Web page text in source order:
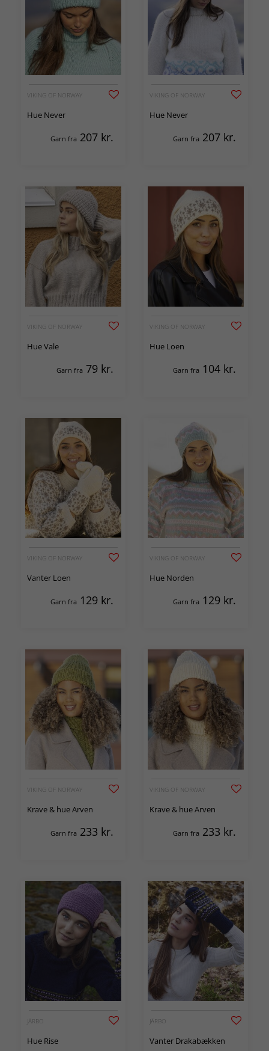
VIKING OF NORWAY
Hue Never
Garn fra 207 kr.
VIKING OF NORWAY
Hue Never
Garn fra 207 kr.
VIKING OF NORWAY
Hue Vale
Garn fra 79 kr.
VIKING OF NORWAY
Hue Loen
Garn fra 104 kr.
VIKING OF NORWAY
Vanter Loen
Garn fra 129 kr.
VIKING OF NORWAY
Hue Norden
Garn fra 129 kr.
VIKING OF NORWAY
Krave & hue Arven
Garn fra 233 kr.
VIKING OF NORWAY
Krave & hue Arven
Garn fra 233 kr.
JÄRBO
Hue Rise
JÄRBO
Vanter Drakabækken